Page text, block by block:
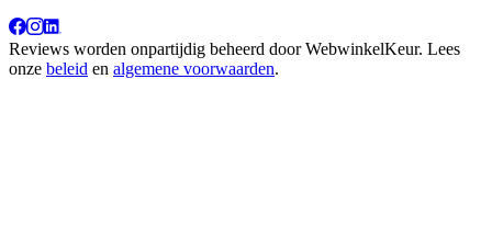
Reviews worden onpartijdig beheerd doorWebwinkelKeur. Lees
onze beleid en algemene voorwaarden.